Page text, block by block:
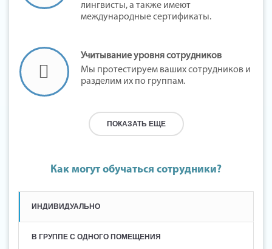
лингвисты, а также имеют
международные сертификаты.
Учитывание уровня сотрудников
Мы протестируем ваших сотрудников и
разделим их по группам.
Как могут обучаться сотрудники?
ИНДИВИДУАЛЬНО
В ГРУППЕ С ОДНОГО ПОМЕЩЕНИЯ